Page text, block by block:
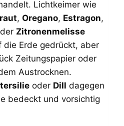
Lichtkeimer wie
, Oregano, Estragon,
Zitronenmelisse
Erde gedrückt, aber
Zeitungspapier oder
Austrocknen.
oder Dill dagegen
bedeckt und vorsichtig